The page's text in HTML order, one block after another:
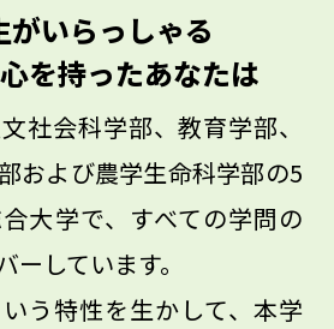
た、普段手にしているス
などの電子機器やインタ
、使うだけではなく中身
のか仕組みを考えて、研
という意志を養ってくだ
情報工学を学び、一緒に
開いていきましょう。
がいらっしゃる
を持ったあなたは
社会科学部、教育学部、
および農学生命科学部の5
大学で、すべての学問の
しています。
う特性を生かして、本学